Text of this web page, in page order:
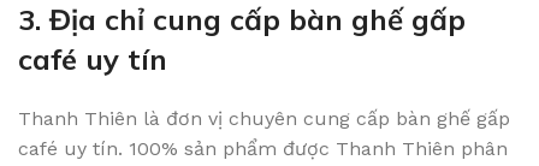
3. Địa chỉ cung cấp bàn ghế gấp
café uy tín
Thanh Thiên là đơn vị chuyên cung cấp bàn ghế gấp
café uy tín. 100% sản phẩm được Thanh Thiên phân